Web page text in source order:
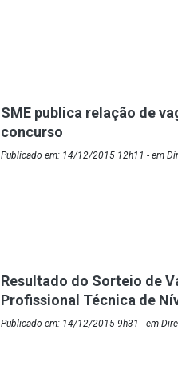
SME publica relação de
concurso
Publicado em: 14/12/2015 12h11 - em
Resultado do Sorteio de
Profissional Técnica de
Publicado em: 14/12/2015 9h31 - em